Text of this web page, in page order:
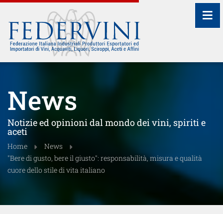
News
Notizie ed opinioni dal mondo dei vini, spiriti e
aceti
Home
News
"Bere di gusto, bere il giusto": responsabilità, misura e qualità
cuore dello stile di vita italiano
≡